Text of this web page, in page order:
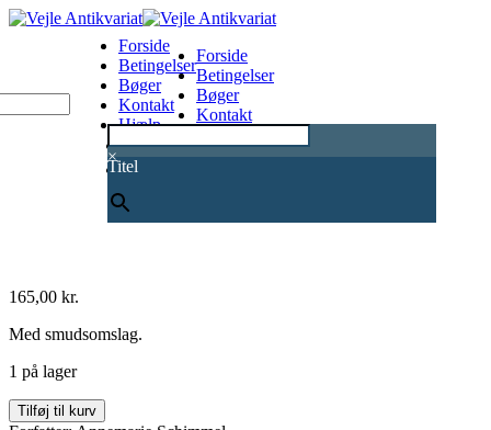
×
Titel
Forside
Betingelser
Bøger
Kontakt
Hjælp
0
Forside
Betingelser
Bøger
Kontakt
165,00 kr.
Med smudsomslag.
1 på lager
Små
Tilføj til kurv